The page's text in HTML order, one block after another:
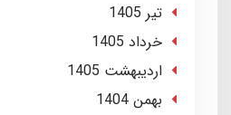
تير 1405
خرداد 1405
ارديبهشت 1405
بهمن 1404